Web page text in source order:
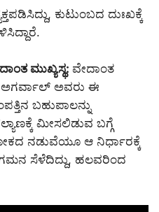
ಕುಟುಂಬದ ದುಃಖಕ್ಕೆ
ಮುಖ್ಯಸ್ಥ: ವೇದಾಂತ
ಅವರು ಈ
ಬಹುಪಾಲನ್ನು
ಮೀಸಲಿಡುವ ಬಗ್ಗೆ
ನಡುವೆಯೂ ಆ ನಿರ್ಧಾರಕ್ಕೆ
ಗಮನ ಸೆಳೆದಿದ್ದು, ಹಲವರಿಂದ